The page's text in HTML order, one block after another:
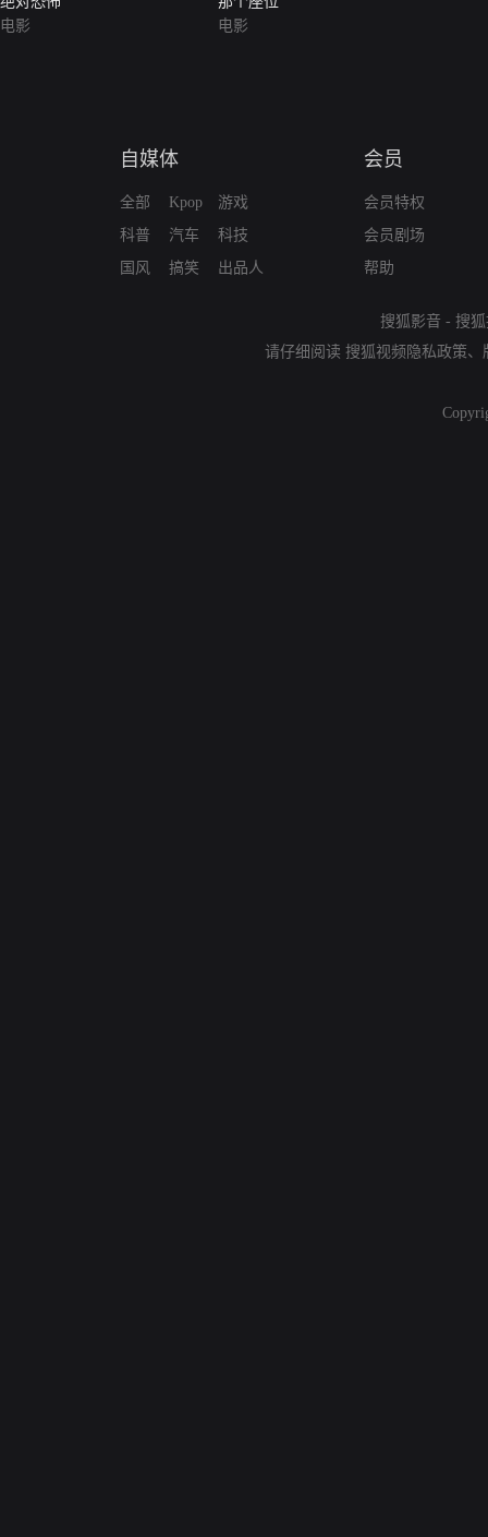
电影
电影
自媒体
全部
科普
国风
Kpop
汽车
搞笑
游戏
科技
出品人
会员
会员特权
会员剧场
帮助
搜狐影音 - 搜
请仔细阅读 搜狐视频隐私政策、